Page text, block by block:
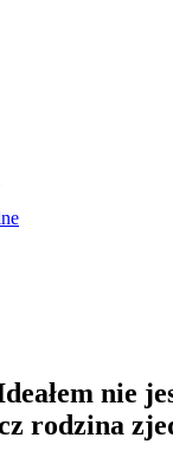
nie
rodzina